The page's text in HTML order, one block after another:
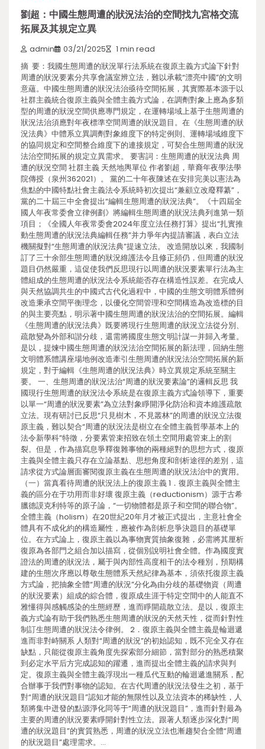
劉超：中國生態周遭的狀況法治的空間找九宮格交流
拓展及其規定立異
admin 03/21/2025 1 min read
摘 要：我國生態周遭的狀況單行法系統在復原主義方式論下針對
周遭的狀況要素分共享會議室辨立法，難以承載“漂亮中國”的文明
意蘊。中國生態周遭的狀況法治亟待空間拓展，其實際基本源于以
社群主義統合復原主義與全體主義方式論，在調劑對象上應為多類
型的周遭的狀況空間供應專門規定，在運轉場域上基于生態周遭的
狀況法治須應對年夜標準空間周遭的狀況題目。在《生態周遭的狀
況法典》中體系立異調劑對象維度下的特定例則、運轉場域維度下
的協同規定和空間整合維度下的連接規定，可契合生態周遭的狀況
法治空間拓展的規定立異需求。 要害詞：生態周遭的狀況法典 周
遭的狀況空間 社群主義 天然地輿單位 作者劉超，華裔年夜學法學
院傳授（泉州362021）。 黨的二十年夜陳述在安排完美以憲法為
焦點的中國特點社會主義法令系統時初次提出“兼顧立改廢釋纂”，
黨的二十屆三中全會提出“編輯生態周遭的狀況法典”。《十四屆全
國人年夜常委會立律例劃》將編輯生態周遭的狀況法典列進第一類
項目；《全國人年夜常委會2024年度立法任務打算》提出“扎實推
動生態周遭的狀況法典編輯任務”并力爭年內提請審議，表白立法
機關擬對“生態周遭的狀況法典”提速立法。 改造開放以來，我國制
訂了三十余部生態周遭的狀況維護法令且修正頻仍，但周遭的狀況
題目仍然嚴重，這促使我們反思現行以周遭的狀況要素單行法為主
體組成的生態周遭的狀況法令系統能否存在構造性誤差。在完成人
與天然協調共生的中國式古代化過程中，中國的生態文明體系體例
改造秉承空間平衡理念，以優化空間管理和空間構造為改造標的目
的與主要亮點，明示著中國生態周遭的狀況法治的空間拓展。編輯
《生態周遭的狀況法典》既要將現行生態周遭的狀況立法從分別、
疏散變為外部和諧分歧，還需將國度生態文明計謀一并歸入考量。
是以，提煉中國生態周遭的狀況法治空間拓展的新法理，回納生態
文明體系體講座場地例改造牽引生態周遭的狀況法治空間拓展的新
規定，對于編輯《生態周遭的狀況法典》時立異規定系統至關主
要。 一、生態周遭的狀況法治“周遭的狀況要素論”的邏輯反思 我
國現行生態周遭的狀況法令系統是在復原主義方式論領導下，重要
以單一“周遭的狀況要素”為立法對象睜開淨化防治和資本維護疏散
立法。現有研討已反思“只見樹木，不見叢林”的周遭的狀況立法復
原主義，難以契合“周遭的狀況法是樹立在全體主義哲學基本上的
法令新學科”特徵，分要素管束招致在領土空間用處管束上的割
裂。但是，作為描寫息爭釋復雜事物的兩種絕對的思想方式，復原
主義與全體主義只存在立論基點、思想角度和剖析途徑的差別，這
請求從方式論層面審閱復原主義在生態周遭的狀況法治中的實用。
（一）當真看待周遭的狀況法上的復原主義 1．復原主義與全體主
義的區分在于功用而非好壞 復原主義（reductionism）源于古希
臘德謨克利特等的原子論，“一切物體都是原子和空間的聯合物”。
全體主義（holism）在20世紀20年月才被正式提出，主意社會全
體具有不成化約的構造屬性，應被作為剖析息爭決題目的基礎單
位。在方式論上，復原主義以為事物實質抽象復雜，必需將其厘析
復原為各部門之組合加以描寫，從個別說明社會全體。作為國度實
證法的周遭的狀況法，屬于與內部性高度相干的法令種別，預期構
建的生態次序應以尊敬生態體系天然紀律為基本，須依托復原主義
方式論，把抽象全體“周遭的狀況”分化為由分歧的基礎物資（周遭
的狀況要素）組成的綜合體，復原成生涯于特定空間中的人能直不
雅懂得與感觸感染的生態經歷，進而睜開疏散立法。是以，復原主
義方式論有助于我們熟悉生態周遭的狀況的天然天性，從而針對性
制訂生態周遭的狀況法令律例。 2．復原主義與全體主義是輪迴遞
進而非對峙關系 人類對“周遭的狀況”的初始認知，既不完全又存在
缺點，只能從復原主義角度先探索部分細節，當對部分的熟悉積聚
到必定水平后方完成認知的躍遷，進而提出全體主義的請求與判
定。復原主義與全體主義浮現出一種瓜代互動的輪迴遞進關系，配
合辦事于我們對事物的認知。在古代周遭的狀況法發生之初，基于
對“周遭的狀況題目”認知才能的無限性以及立法資本的稀缺性，人
類將集中迸發的點源淨化同等于“周遭的狀況題目”，進而針對最為
主要的周遭的狀況要素睜開針對性立法。跟著人類逐步深化對“周
遭的狀況題目”的實質熟悉，周遭的狀況立法也漸趨契合全體“周遭
的狀況題目”處理需求。…